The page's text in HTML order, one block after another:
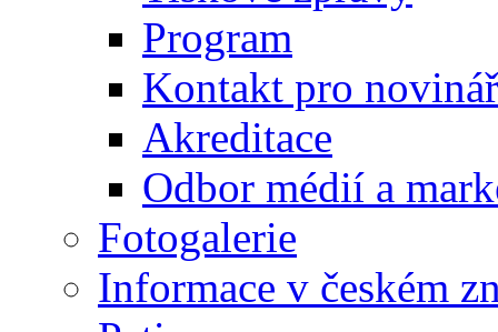
Program
Kontakt pro
Akreditace
Odbor médií a
Fotogalerie
Informace v českém